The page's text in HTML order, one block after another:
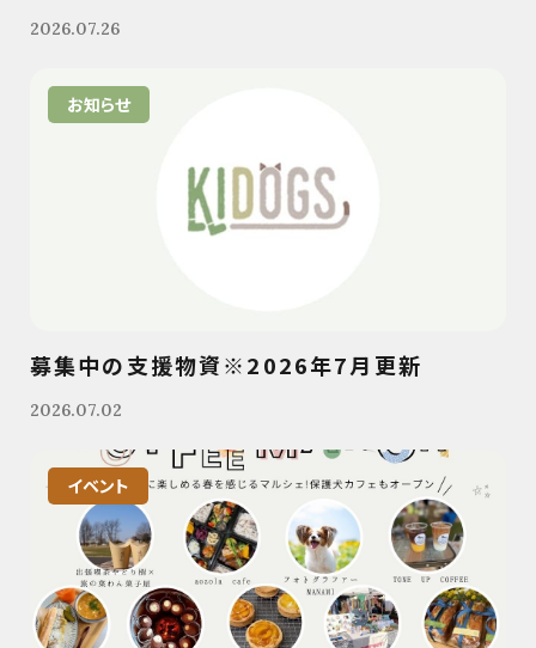
2026.07.26
お知らせ
募集中の支援物資※2026年7月更新
2026.07.02
イベント